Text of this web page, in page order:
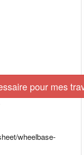
pour mes
wheelbase-